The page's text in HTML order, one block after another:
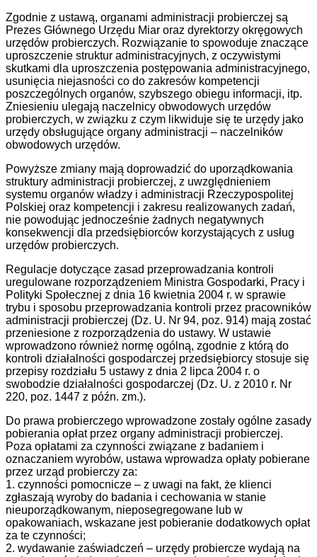
Zgodnie z ustawą, organami administracji probierczej są
Prezes Głównego Urzędu Miar oraz dyrektorzy okręgowych
urzędów probierczych. Rozwiązanie to spowoduje znaczące
uproszczenie struktur administracyjnych, z oczywistymi
skutkami dla uproszczenia postępowania administracyjnego,
usunięcia niejasności co do zakresów kompetencji
poszczególnych organów, szybszego obiegu informacji, itp.
Zniesieniu ulegają naczelnicy obwodowych urzędów
probierczych, w związku z czym likwiduje się te urzędy jako
urzędy obsługujące organy administracji – naczelników
obwodowych urzędów.
Powyższe zmiany mają doprowadzić do uporządkowania
struktury administracji probierczej, z uwzględnieniem
systemu organów władzy i administracji Rzeczypospolitej
Polskiej oraz kompetencji i zakresu realizowanych zadań,
nie powodując jednocześnie żadnych negatywnych
konsekwencji dla przedsiębiorców korzystających z usług
urzędów probierczych.
Regulacje dotyczące zasad przeprowadzania kontroli
uregulowane rozporządzeniem Ministra Gospodarki, Pracy i
Polityki Społecznej z dnia 16 kwietnia 2004 r. w sprawie
trybu i sposobu przeprowadzania kontroli przez pracowników
administracji probierczej (Dz. U. Nr 94, poz. 914) mają zostać
przeniesione z rozporządzenia do ustawy. W ustawie
wprowadzono również normę ogólną, zgodnie z którą do
kontroli działalności gospodarczej przedsiębiorcy stosuje się
przepisy rozdziału 5 ustawy z dnia 2 lipca 2004 r. o
swobodzie działalności gospodarczej (Dz. U. z 2010 r. Nr
220, poz. 1447 z późn. zm.).
Do prawa probierczego wprowadzone zostały ogólne zasady
pobierania opłat przez organy administracji probierczej.
Poza opłatami za czynności związane z badaniem i
oznaczaniem wyrobów, ustawa wprowadza opłaty pobierane
przez urząd probierczy za:
1. czynności pomocnicze – z uwagi na fakt, że klienci
zgłaszają wyroby do badania i cechowania w stanie
nieuporządkowanym, nieposegregowane lub w
opakowaniach, wskazane jest pobieranie dodatkowych opłat
za te czynności;
2. wydawanie zaświadczeń – urzędy probiercze wydają na